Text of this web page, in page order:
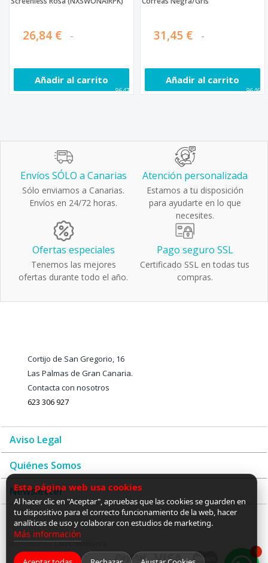
26,84 €
Añadir al carrito
96471
31,45 €
Añadir al carrito
96468
Envíos SÓLO a Canarias
Sólo enviamos a Canarias.
Envíos en 24/72 horas.
Atención personalizada
Estamos a tu disposición
para ayudarte en lo que
necesites.
Ofertas especiales
Tenemos las mejores
ofertas durante todo el año.
Pago seguro SSL
Certificado SSL en todas tus
compras.
Cortijo de San Gregorio, 16
Las Palmas de Gran Canaria.
Contacta con nosotros
623 306 927
Aviso Legal
Quiénes Somos
Newsletter
LiveCommerce
1
Esta página web usa cookies
Al hacer clic en "Aceptar", apruebas que las cookies se guarden en
tu dispositivo para el correcto funcionamiento de la web, hacer
analíticas de uso y colaborar con estudios de marketing.
Más información